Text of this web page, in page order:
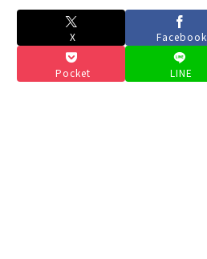
Powered by livedoor 相互RSS
X Facebook
Pocket LINE